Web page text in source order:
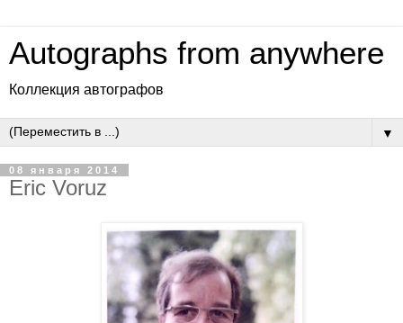
Autographs from anywhere
Коллекция автографов
▼
08 января 2014
Eric Voruz